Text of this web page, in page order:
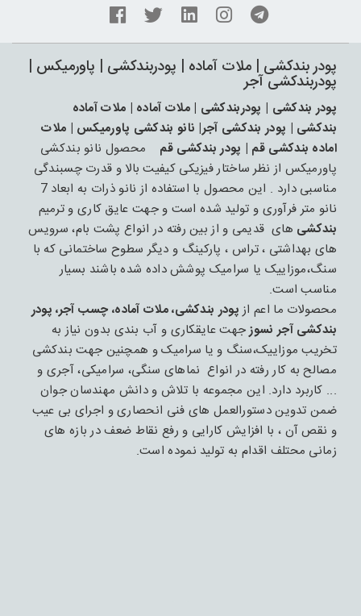
پودر بندکشی | ملات آماده | پودربندکشی | پاورمیکس |
پودربندکشی آجر
پودر بندکشی | پودربندکشی | ملات آماده | ملات آماده
بندکشی | پودر بندکشی آجر| نانو بندکشی پاورمیکس | ملات
اماده بندکشی قم | پودر بندکشی قم
محصول نانو بندکشی
پاورمیکس از نظر ساختار فیزیکی کیفیت بالا و قدرت چسبندگی
مناسبی دارد . این محصول با استفاده از نانو ذرات به ابعاد 7
نانو متر فرآوری و تولید شده است و جهت عایق کاری و ترمیم
بندکشی های قدیمی و از بین رفته در انواع پشت بام، سرویس
های بهداشتی ، تراس ، پارکینگ و دیگر سطوح ساختمانی که با
سنگ،موزاییک یا سرامیک پوشش داده شده باشند بسیار
مناسب است.
محصولات ما اعم ازپودر بندکشی، ملات آماده، چسب آجر، پودر
بندکشی آجر نسوزجهت عایقکاری و آب بندی بدون نیاز به
تخریب موزاییک،سنگ و یا سرامیک و همچنین جهت بندکشی
مصالح به کار رفته در انواع نماهای سنگی، سرامیکی، آجری و
... کاربرد دارد. این مجموعه با تلاش و دانش مهندسان جوان
ضمن تدوین دستورالعمل های فنی انحصاری و اجرای بی عیب
و نقص آن ، با افزایش کارایی و رفع نقاط ضعف در بازه های
زمانی محتلف اقدام به تولید نموده است.